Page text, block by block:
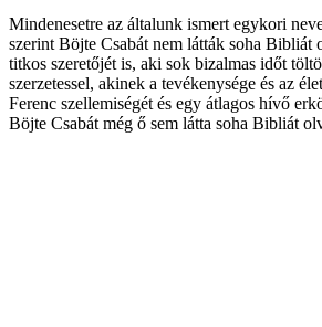
Mindenesetre az általunk ismert egykori
szerint Böjte Csabát nem látták soha Bibliát
titkos szeretőjét is, aki sok bizalmas időt
szerzetessel, akinek a tevékenysége és az
Ferenc szellemiségét és egy átlagos hívő
Böjte Csabát még ő sem látta soha Bibliát